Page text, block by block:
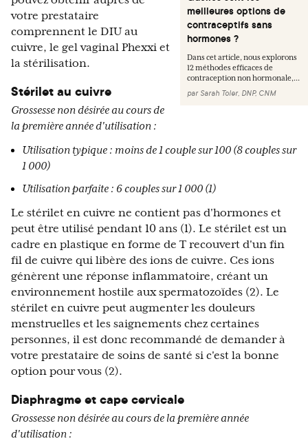
meilleures options de
contraceptifs sans
hormones ?
Dans cet article, nous explorons
12 méthodes efficaces de
contraception non hormonale,...
par Sarah Toler, DNP, CNM
votre prestataire
comprennent le DIU au
cuivre, le gel vaginal Phexxi et
la stérilisation.
Stérilet au cuivre
Grossesse non désirée au cours de
la première année d'utilisation :
Utilisation typique : moins de 1 couple sur 100 (8 couples sur
1 000)
Utilisation parfaite : 6 couples sur 1 000 (1)
Le stérilet en cuivre ne contient pas d'hormones et
peut être utilisé pendant 10 ans (1). Le stérilet est un
cadre en plastique en forme de T recouvert d'un fin
fil de cuivre qui libère des ions de cuivre. Ces ions
génèrent une réponse inflammatoire, créant un
environnement hostile aux spermatozoïdes (2). Le
stérilet en cuivre peut augmenter les douleurs
menstruelles et les saignements chez certaines
personnes, il est donc recommandé de demander à
votre prestataire de soins de santé si c'est la bonne
option pour vous (2).
Diaphragme et cape cervicale
Grossesse non désirée au cours de la première année
d'utilisation :